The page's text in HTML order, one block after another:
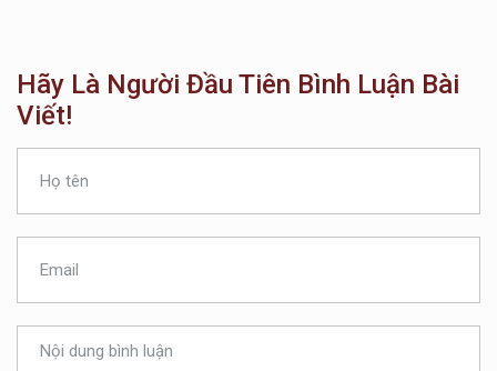
Hãy Là Người Đầu Tiên Bình Luận Bài
Viết!